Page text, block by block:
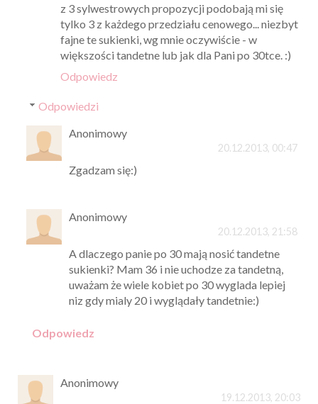
z 3 sylwestrowych propozycji podobają mi się
tylko 3 z każdego przedziału cenowego... niezbyt
fajne te sukienki, wg mnie oczywiście - w
większości tandetne lub jak dla Pani po 30tce. :)
Odpowiedz
Odpowiedzi
Anonimowy
20.12.2013, 00:47
Zgadzam się:)
Anonimowy
20.12.2013, 21:58
A dlaczego panie po 30 mają nosić tandetne
sukienki? Mam 36 i nie uchodze za tandetną,
uważam że wiele kobiet po 30 wyglada lepiej
niz gdy mialy 20 i wyglądały tandetnie:)
Odpowiedz
Anonimowy
19.12.2013, 20:03